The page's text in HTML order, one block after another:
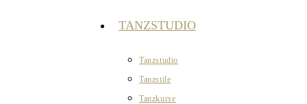
TANZSTUDIO
Tanzstudio
Tanzstile
Tanzkurse